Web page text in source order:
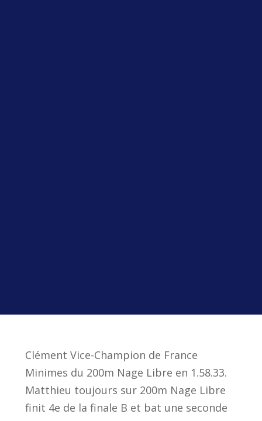
Clément Vice-Champion de France
Minimes du 200m Nage Libre en 1.58.33.
Matthieu toujours sur 200m Nage Libre
finit 4e de la finale B et bat une seconde